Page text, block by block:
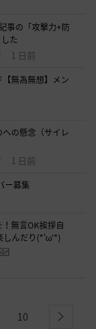
事の「攻撃力+防
た
1 日前
無為無想】メン
の懸念（サイレ
1 日前
ー募集
無言OK挨拶自
しんだり(*'ω'*)
10 next